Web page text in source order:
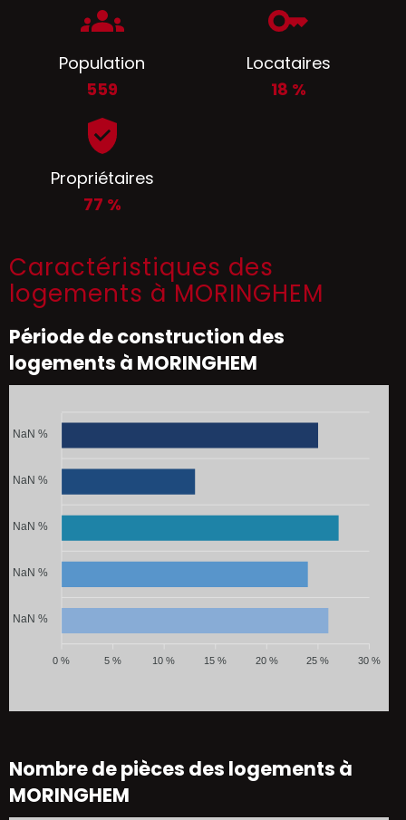
Population
559
Locataires
18 %
Propriétaires
77 %
Caractéristiques des
logements à MORINGHEM
Période de construction des
logements à MORINGHEM
NaN %
NaN %
NaN %
NaN %
NaN %
30 %
25 %
20 %
15 %
10 %
5 %
0 %
Nombre de pièces des logements à
MORINGHEM